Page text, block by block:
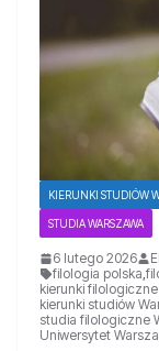
KIERUNKI STUDIÓW
STUDIA WARSZAWA
6 lutego 2026
filologia polska,
kierunki
kierunki studiów
studia filologiczne
Uniwersytet